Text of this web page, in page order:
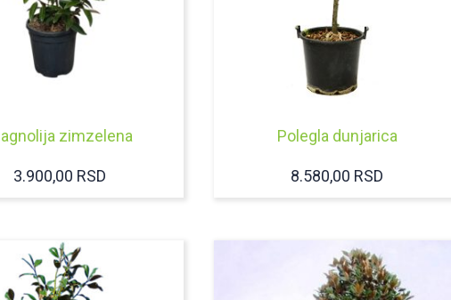
zimzelena
3.900,00 RSD
Polegla dunjarica
8.580,00 RSD